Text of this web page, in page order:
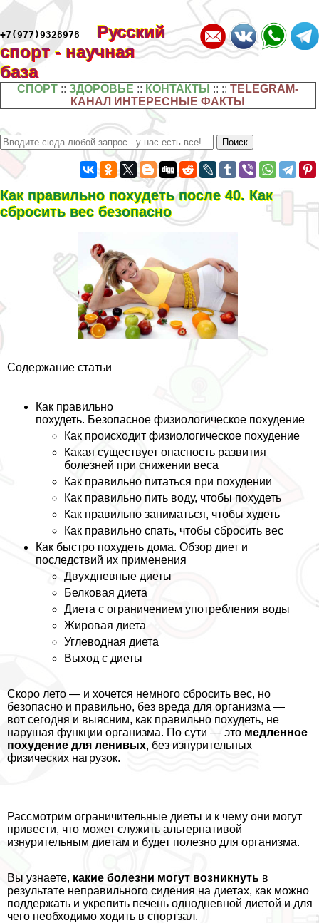
+7(977)9328978
Русский
спорт - научная
база
СПОРТ ::ЗДОРОВЬЕ :: КОНТАКТЫ :: ::TELEGRAM-
КАНАЛ ИНТЕРЕСНЫЕ ФАКТЫ
Как правильно похудеть после 40. Как
сбросить вес безопасно
Содержание статьи
Как правильно
похудеть. Безопасное физиологическое похудение
Как происходит физиологическое похудение
Какая существует опасность развития
болезней при снижении веса
Как правильно питаться при похудении
Как правильно пить воду, чтобы похудеть
Как правильно заниматься, чтобы худеть
Как правильно спать, чтобы сбросить вес
Как быстро похудеть дома. Обзор диет и
последствий их применения
Двухдневные диеты
Белковая диета
Диета с ограничением употрeбления воды
Жировая диета
Углеводная диета
Выход с диеты
Скоро лето — и хочется немного сбросить вес, но
безопасно и правильно, без вреда для организма —
вот сегодня и выясним, как правильно похудеть, не
нарушая функции организма. По сути — это медленное
похудение для ленивых, без изнурительных
физических нагрузок.
Рассмотрим ограничительные диеты и к чему они могут
привести, что может служить альтернативой
изнурительным диетам и будет полезно для организма.
Вы узнаете, какие болезни могут возникнуть в
результате неправильного сидения на диетах, как можно
поддержать и укрепить печень однодневной диетой и для
чего необходимо ходить в спортзал.